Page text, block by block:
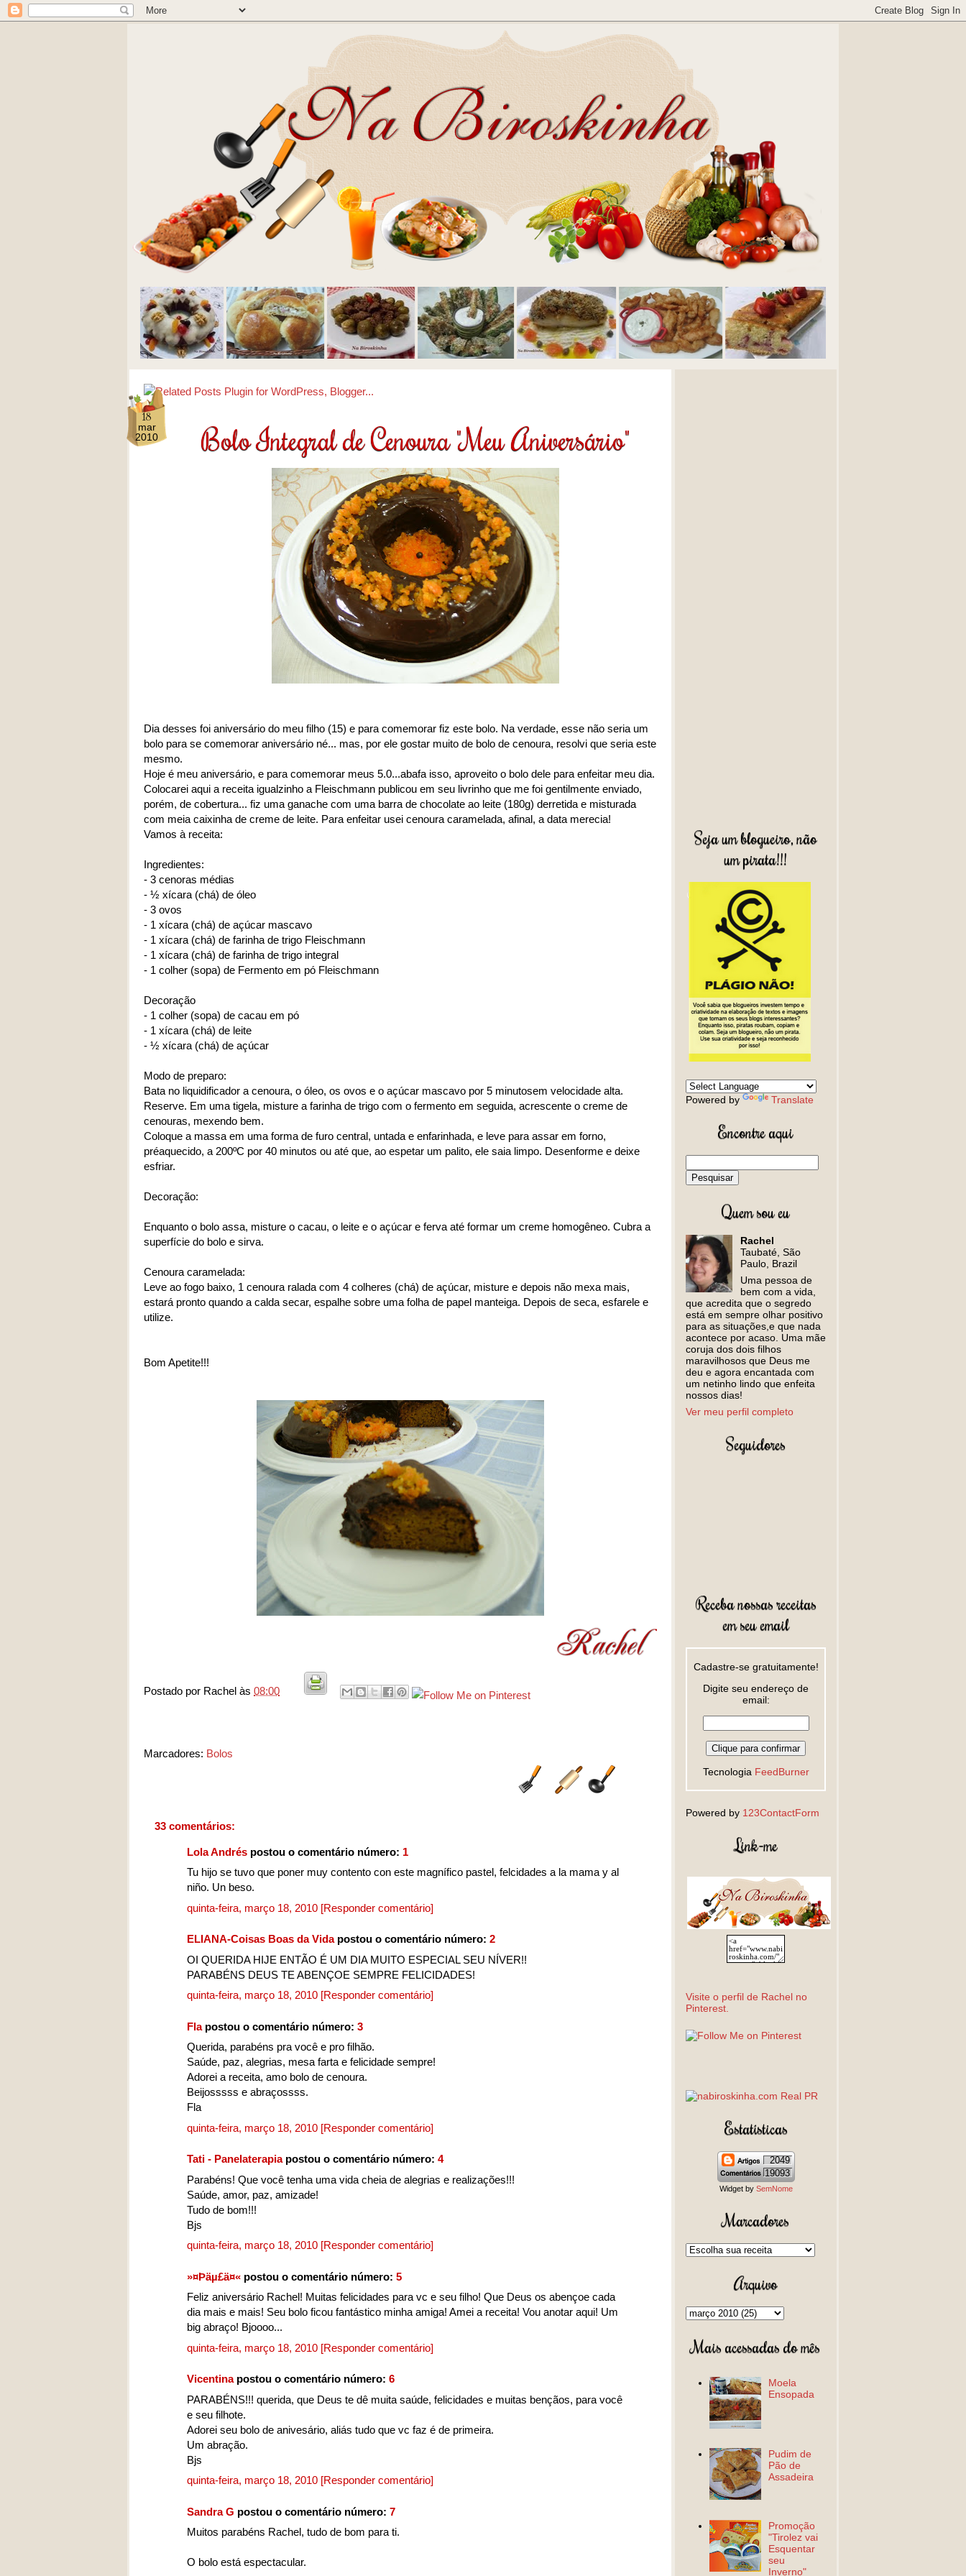
18
mar
2010
Bolo Integral de Cenoura "Meu Aniversário"
Dia desses foi aniversário do meu filho (15) e para comemorar fiz este bolo. Na verdade, esse não seria um
bolo para se comemorar aniversário né... mas, por ele gostar muito de bolo de cenoura, resolvi que seria este
mesmo.
Hoje é meu aniversário, e para comemorar meus 5.0...abafa isso, aproveito o bolo dele para enfeitar meu dia.
Colocarei aqui a receita igualzinho a Fleischmann publicou em seu livrinho que me foi gentilmente enviado,
porém, de cobertura... fiz uma ganache com uma barra de chocolate ao leite (180g) derretida e misturada
com meia caixinha de creme de leite. Para enfeitar usei cenoura caramelada, afinal, a data merecia!
Vamos à receita:
Ingredientes:
- 3 cenoras médias
- ½ xícara (chá) de óleo
- 3 ovos
- 1 xícara (chá) de açúcar mascavo
- 1 xícara (chá) de farinha de trigo Fleischmann
- 1 xícara (chá) de farinha de trigo integral
- 1 colher (sopa) de Fermento em pó Fleischmann
Decoração
- 1 colher (sopa) de cacau em pó
- 1 xícara (chá) de leite
- ½ xícara (chá) de açúcar
Modo de preparo:
Bata no liquidificador a cenoura, o óleo, os ovos e o açúcar mascavo por 5 minutosem velocidade alta.
Reserve. Em uma tigela, misture a farinha de trigo com o fermento em seguida, acrescente o creme de
cenouras, mexendo bem.
Coloque a massa em uma forma de furo central, untada e enfarinhada, e leve para assar em forno,
préaquecido, a 200ºC por 40 minutos ou até que, ao espetar um palito, ele saia limpo. Desenforme e deixe
esfriar.
Decoração:
Enquanto o bolo assa, misture o cacau, o leite e o açúcar e ferva até formar um creme homogêneo. Cubra a
superfície do bolo e sirva.
Cenoura caramelada:
Leve ao fogo baixo, 1 cenoura ralada com 4 colheres (chá) de açúcar, misture e depois não mexa mais,
estará pronto quando a calda secar, espalhe sobre uma folha de papel manteiga. Depois de seca, esfarele e
utilize.
Bom Apetite!!!
Postado por Rachel às 08:00
Marcadores: Bolos
33 comentários:
Lola Andrés postou o comentário número: 1
Tu hijo se tuvo que poner muy contento con este magnífico pastel, felcidades a la mama y al
niño. Un beso.
quinta-feira, março 18, 2010 [Responder comentário]
ELIANA-Coisas Boas da Vidapostou o comentário número: 2
OI QUERIDA HIJE ENTÃO É UM DIA MUITO ESPECIAL SEU NÍVER!!
PARABÉNS DEUS TE ABENÇOE SEMPRE FELICIDADES!
quinta-feira, março 18, 2010 [Responder comentário]
Flapostou o comentário número: 3
Querida, parabéns pra você e pro filhão.
Saúde, paz, alegrias, mesa farta e felicidade sempre!
Adorei a receita, amo bolo de cenoura.
Beijosssss e abraçossss.
Fla
quinta-feira, março 18, 2010 [Responder comentário]
Tati - Panelaterapiapostou o comentário número: 4
Parabéns! Que você tenha uma vida cheia de alegrias e realizações!!!
Saúde, amor, paz, amizade!
Tudo de bom!!!
Bjs
quinta-feira, março 18, 2010 [Responder comentário]
»¤Þäµ£ä¤« postou o comentário número: 5
Feliz aniversário Rachel! Muitas felicidades para vc e seu filho! Que Deus os abençoe cada
dia mais e mais! Seu bolo ficou fantástico minha amiga! Amei a receita! Vou anotar aqui! Um
big abraço! Bjoooo...
quinta-feira, março 18, 2010 [Responder comentário]
Vicentinapostou o comentário número: 6
PARABÉNS!!! querida, que Deus te dê muita saúde, felicidades e muitas bençãos, para você
e seu filhote.
Adorei seu bolo de anivesário, aliás tudo que vc faz é de primeira.
Um abração.
Bjs
quinta-feira, março 18, 2010 [Responder comentário]
Sandra G postou o comentário número: 7
Muitos parabéns Rachel, tudo de bom para ti.
O bolo está espectacular.
Seja um blogueiro, não
um pirata!!!
Powered by Translate
Encontre aqui
Quem sou eu
Rachel
Taubaté, São
Paulo, Brazil
Uma pessoa de
bem com a vida,
que acredita que o segredo
está em sempre olhar positivo
para as situações,e que nada
acontece por acaso. Uma mãe
coruja dos dois filhos
maravilhosos que Deus me
deu e agora encantada com
um netinho lindo que enfeita
nossos dias!
Ver meu perfil completo
Seguidores
Receba nossas receitas
em seu email
Cadastre-se gratuitamente!
Digite seu endereço de
email:
Tecnologia FeedBurner
Powered by 123ContactForm
Link-me
Visite o perfil de Rachel no
Pinterest.
Estatísticas
2049
19093
Widget by SemNome
Marcadores
Arquivo
Mais acessadas do mês
Moela
Ensopada
Pudim de
Pão de
Assadeira
Promoção
"Tirolez vai
Esquentar
seu
Inverno"